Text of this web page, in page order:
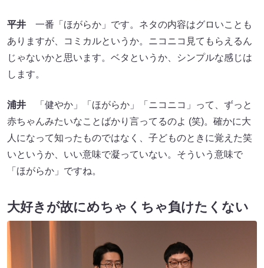
平井 一番「ほがらか」です。ネタの内容はグロいことも
ありますが、コミカルというか。ニコニコ見てもらえるん
じゃないかと思います。ベタというか、シンプルな感じは
します。
浦井 「健やか」「ほがらか」「ニコニコ」って、ずっと
赤ちゃんみたいなことばかり言ってるのよ (笑)。確かに大
人になって知ったものではなく、子どものときに覚えた笑
いというか、いい意味で凝っていない。そういう意味で
「ほがらか」ですね。
大好きが故にめちゃくちゃ負けたくない